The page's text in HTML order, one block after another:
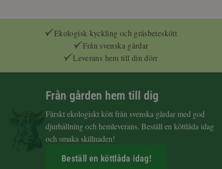
Ekologisk kyckling och gräsbeteskött
Från svenska gårdar
Leverans hem till din dörr
Från gården hem till dig
Färskt ekologiskt kött från svenska gårdar med god
djurhållning och hemleverans. Beställ en köttlåda idag
och smaka skillnaden!
Beställ en köttlåda idag!